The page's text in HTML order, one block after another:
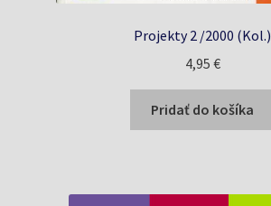
Projekty 2 /2000 (Kol.)
4,95 €
Pridať do košíka